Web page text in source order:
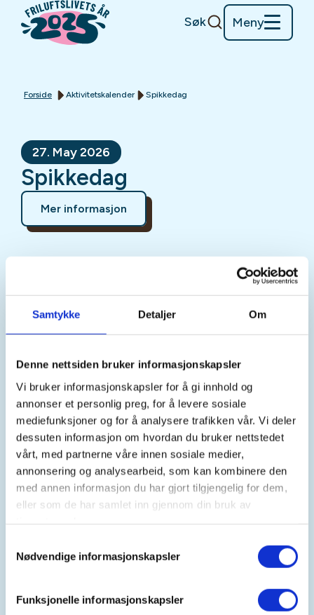
Samtykke Detaljer Om
Denne nettsiden bruker informasjonskapsler
Vi bruker informasjonskapsler for å gi innhold og
annonser et personlig preg, for å levere sosiale
mediefunksjoner og for å analysere trafikken vår. Vi deler
dessuten informasjon om hvordan du bruker nettstedet
vårt, med partnerne våre innen sosiale medier,
annonsering og analysearbeid, som kan kombinere den
med annen informasjon du har gjort tilgjengelig for dem,
eller som de har samlet inn gjennom din bruk av
Nødvendige informasjonskapsler
Funksjonelle informasjonskapsler
Søk Meny
Forside Aktivitetskalender Spikkedag
27. May 2026
Spikkedag
Mer informasjon
Sted
Tid
27. May 2026
Kl. 18.00 - 19.30
Arrangør
Ål JFF